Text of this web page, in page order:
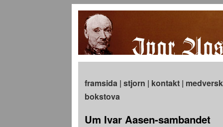
framsida| stjorn | kontakt|
bokstova
Um Ivar Aasen-sambandet